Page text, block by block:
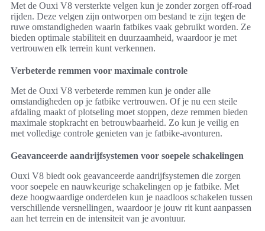
Met de Ouxi V8 versterkte velgen kun je zonder zorgen off-road
rijden. Deze velgen zijn ontworpen om bestand te zijn tegen de
ruwe omstandigheden waarin fatbikes vaak gebruikt worden. Ze
bieden optimale stabiliteit en duurzaamheid, waardoor je met
vertrouwen elk terrein kunt verkennen.
Verbeterde remmen voor maximale controle
Met de Ouxi V8 verbeterde remmen kun je onder alle
omstandigheden op je fatbike vertrouwen. Of je nu een steile
afdaling maakt of plotseling moet stoppen, deze remmen bieden
maximale stopkracht en betrouwbaarheid. Zo kun je veilig en
met volledige controle genieten van je fatbike-avonturen.
Geavanceerde aandrijfsystemen voor soepele schakelingen
Ouxi V8 biedt ook geavanceerde aandrijfsystemen die zorgen
voor soepele en nauwkeurige schakelingen op je fatbike. Met
deze hoogwaardige onderdelen kun je naadloos schakelen tussen
verschillende versnellingen, waardoor je jouw rit kunt aanpassen
aan het terrein en de intensiteit van je avontuur.